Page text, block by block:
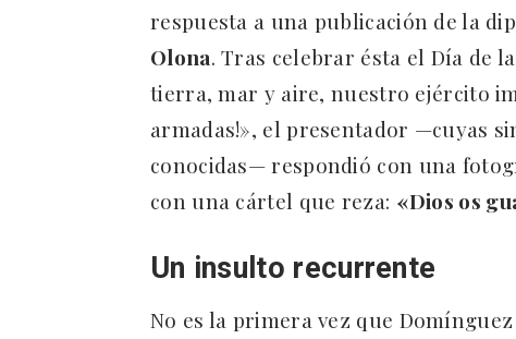
respuesta a una publicación de la
Olona. Tras celebrar ésta el Día de
tierra, mar y aire, nuestro ejército
armadas!», el presentador —cuyas
conocidas— respondió con una
con una cártel que reza: «Dios os
Un insulto recurrente
No es la primera vez que